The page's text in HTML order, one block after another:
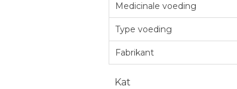
Medicinale voeding
Type voeding
Fabrikant
Kat